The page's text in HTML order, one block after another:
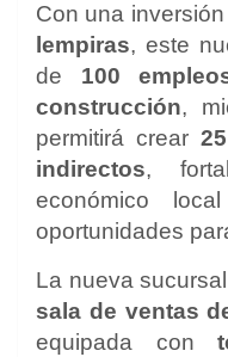
Con una
lempiras, este
de 100
construcción,
permitirá crear
indirectos,
económico
oportunidades
La nueva
sala de ventas
equipada con